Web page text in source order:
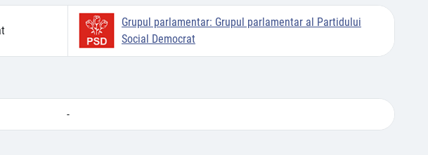
Grupul parlamentar: Grupul parlamentar al Partidului
Social Democrat
-